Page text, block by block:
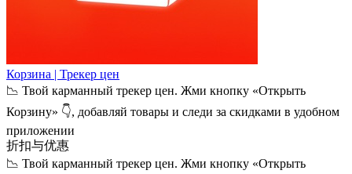
Корзина | Трекер цен
📉 Твой карманный трекер цен. Жми кнопку «Открыть
Корзину» 👇, добавляй товары и следи за скидками в удобном
приложении
折扣与优惠
📉 Твой карманный трекер цен. Жми кнопку «Открыть